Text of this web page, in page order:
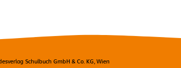
Schulbuch GmbH & Co. KG, Wien